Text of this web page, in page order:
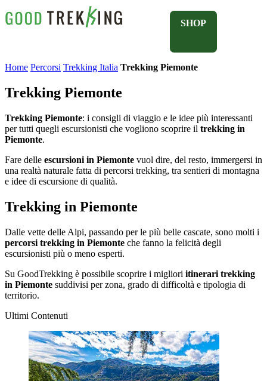
SHOP
Home Percorsi Trekking Italia Trekking Piemonte
Trekking Piemonte
Trekking Piemonte: i consigli di viaggio e le idee più interessanti
per tutti quegli escursionisti che vogliono scoprire il trekking in
Piemonte.
Fare delle escursioni in Piemonte vuol dire, del resto, immergersi in
una realtà naturale fatta di percorsi trekking, tra sentieri di montagna
e idee di escursione di qualità.
Trekking in Piemonte
Dalle vette delle Alpi, passando per le più belle cascate, sono molti i
percorsi trekking in Piemonte che fanno la felicità degli
escursionisti più o meno esperti.
Su GoodTrekking è possibile scoprire i migliori itinerari trekking
in Piemonte suddivisi per zona, grado di difficoltà e tipologia di
territorio.
Ultimi Contenuti